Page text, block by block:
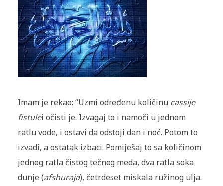
Imam je rekao: “Uzmi određenu količinu cassije
fistulei očisti je. Izvagaj to i namoči u jednom
ratlu vode, i ostavi da odstoji dan i noć. Potom to
izvadi, a ostatak izbaci. Pomiješaj to sa količinom
jednog ratla čistog tečnog meda, dva ratla soka
dunje (afshuraja), četrdeset miskala ružinog ulja.